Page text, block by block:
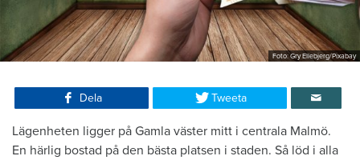
Foto: Gry Ellebjerg/Pixabay
Dela Tweeta
Lägenheten ligger på Gamla väster mitt i centrala Malmö.
En härlig bostad på den bästa platsen i staden. Så löd i alla